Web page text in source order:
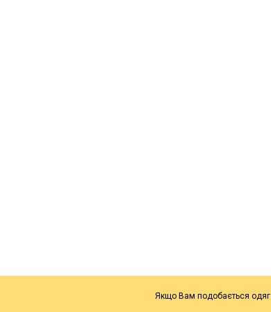
Якщо Вам подобається одяг